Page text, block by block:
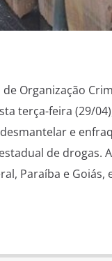
Organização
terça-feira (29/
e
de drogas.
Paraíba e Goiás,